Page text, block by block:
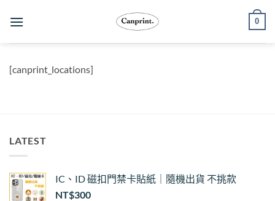
0
[canprint_locations]
LATEST
IC、ID 磁扣門禁卡貼紙｜隨機出貨 不挑款
NT$300